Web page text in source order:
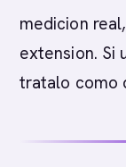
medicion
extension. Si
tratalo como